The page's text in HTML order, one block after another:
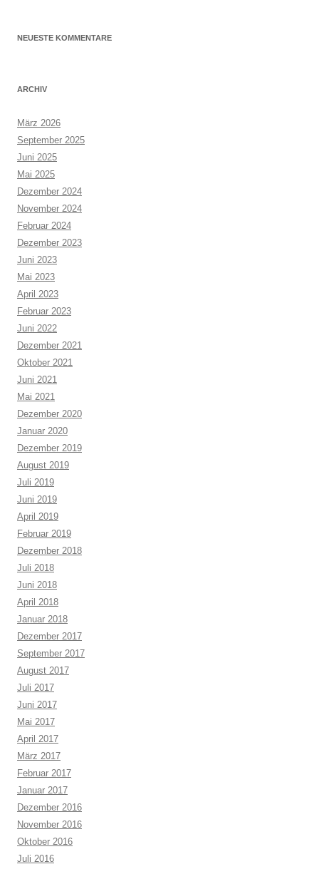
NEUESTE KOMMENTARE
ARCHIV
März 2026
September 2025
Juni 2025
Mai 2025
Dezember 2024
November 2024
Februar 2024
Dezember 2023
Juni 2023
Mai 2023
April 2023
Februar 2023
Juni 2022
Dezember 2021
Oktober 2021
Juni 2021
Mai 2021
Dezember 2020
Januar 2020
Dezember 2019
August 2019
Juli 2019
Juni 2019
April 2019
Februar 2019
Dezember 2018
Juli 2018
Juni 2018
April 2018
Januar 2018
Dezember 2017
September 2017
August 2017
Juli 2017
Juni 2017
Mai 2017
April 2017
März 2017
Februar 2017
Januar 2017
Dezember 2016
November 2016
Oktober 2016
Juli 2016